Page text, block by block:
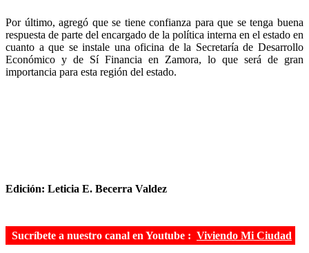
Por último, agregó que se tiene confianza para que se tenga buena
respuesta de parte del encargado de la política interna en el estado en
cuanto a que se instale una oficina de la Secretaría de Desarrollo
Económico y de Sí Financia en Zamora, lo que será de gran
importancia para esta región del estado.
Edición: Leticia E. Becerra Valdez
Sucríbete a nuestro canal en Youtube : Viviendo Mi Ciudad